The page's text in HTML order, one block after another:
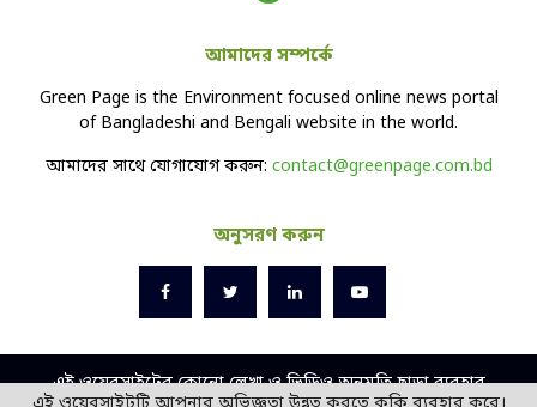
আমাদের সম্পর্কে
Green Page is the Environment focused online news portal
of Bangladeshi and Bengali website in the world.
আমাদের সাথে যোগাযোগ করুন: contact@greenpage.com.bd
অনুসরণ করুন
এই ওয়েবসাইটের কোনো লেখা ও ভিডিও অনুমতি ছাড়া ব্যবহার